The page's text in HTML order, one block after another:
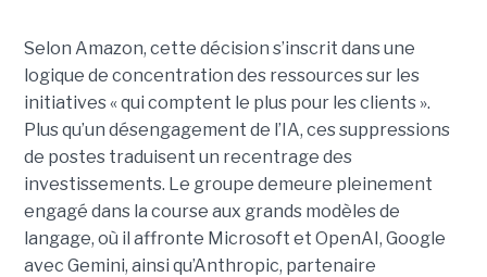
Selon Amazon, cette décision s’inscrit dans une
logique de concentration des ressources sur les
initiatives « qui comptent le plus pour les clients ».
Plus qu’un désengagement de l’IA, ces suppressions
de postes traduisent un recentrage des
investissements. Le groupe demeure pleinement
engagé dans la course aux grands modèles de
langage, où il affronte Microsoft et OpenAI, Google
avec Gemini, ainsi qu’Anthropic, partenaire